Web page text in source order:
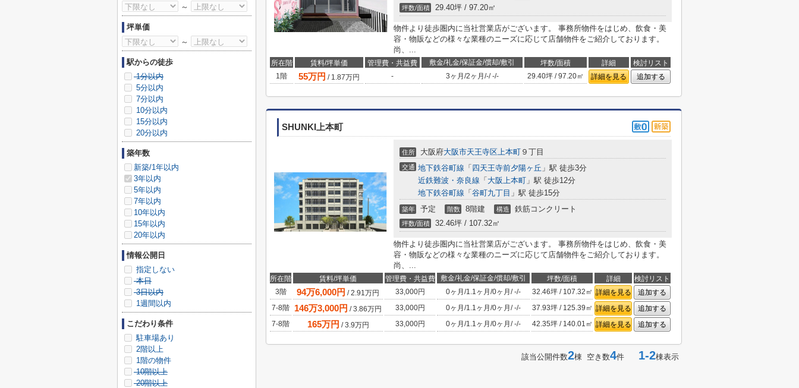
坪数/面積 29.40坪 / 97.20㎡
物件より徒歩圏内に当社営業店がございます。 事務所物件をはじめ、飲食・美
容・物販などの様々な業種のニーズに応じて店舗物件をご紹介しております。
尚、...
所在階 賃料/坪単価 管理費・共益費 敷金/礼金/保証金/償却/敷引 坪数/面積 詳細
検討リスト
1階
55万円 / 1.87万円 - 3ヶ月 /2ヶ月 /-/-/- 29.40坪 / 97.20㎡ 詳細を見る 追加する
SHUNKI上本町
住所 大阪府大阪市天王寺区上本町 ９丁目
交通 地下鉄谷町線 「 四天王寺前夕陽ヶ丘 」駅 徒歩3分
近鉄難波・奈良線 「 大阪上本町 」駅 徒歩12分
地下鉄谷町線 「 谷町九丁目 」駅 徒歩15分
築年 予定 階数 8階建 構造 鉄筋コンクリート
坪数/面積 32.46坪 / 107.32㎡
物件より徒歩圏内に当社営業店がございます。 事務所物件をはじめ、飲食・美
容・物販などの様々な業種のニーズに応じて店舗物件をご紹介しております。
尚、...
所在階 賃料/坪単価 管理費・共益費 敷金/礼金/保証金/償却/敷引 坪数/面積 詳細
検討リスト
3階
94万6,000円 /2.91万円 33,000円 0ヶ月 /1.1ヶ月 /0ヶ月 /-/- 32.46坪 / 107.32㎡ 詳細を見る
追加する
7-8階
146万3,000円 /3.86万円 33,000円 0ヶ月 /1.1ヶ月 /0ヶ月 /-/- 37.93坪 / 125.39㎡ 詳細を見る
追加する
7-8階
165万円 /3.9万円 33,000円 0ヶ月 /1.1ヶ月 /0ヶ月 /-/- 42.35坪 / 140.01㎡ 詳細を見る 追加する
該当公開件数2棟 空き数4件 1-2棟表示
～
坪単価
～
駅からの徒歩
1分以内
5分以内
7分以内
10分以内
15分以内
20分以内
築年数
新築/1年以内
3年以内
5年以内
7年以内
10年以内
15年以内
20年以内
情報公開日
指定しない
本日
3日以内
1週間以内
こだわり条件
駐車場あり
2階以上
1階の物件
10階以上
20階以上